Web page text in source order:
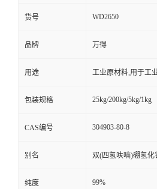
货号 WD2650
品牌 万得
用途 工业原材料,用于工
包装规格 25kg/200kg/5kg/1kg
CAS编号 304903-80-8
别名 双(四氢呋喃)硼氢化
纯度 99%